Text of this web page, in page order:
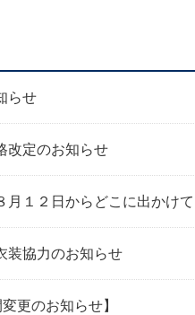
らせ
改定のお知らせ
１２日からどこに出かけ
装協力のお知らせ
更のお知らせ】